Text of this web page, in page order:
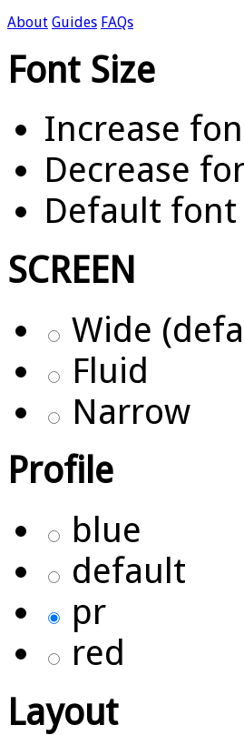
About Guides FAQs
Font Size
Increase
Decrease
Default font
SCREEN
Wide
Fluid
Narrow
Profile
blue
default
pr
red
Layout